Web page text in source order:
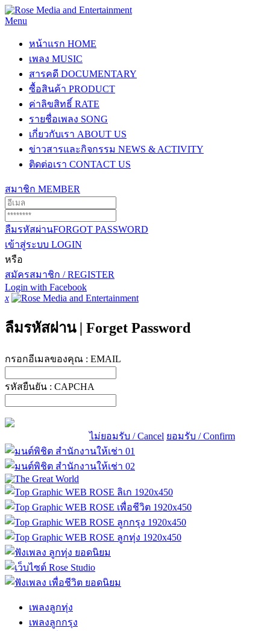
Menu
หน้าแรก HOME
เพลง MUSIC
สารคดี DOCUMENTARY
ซื้อสินค้า PRODUCT
ค่าลิขสิทธิ์ RATE
รายชื่อเพลง SONG
เกี่ยวกับเรา ABOUT US
ข่าวสารและกิจกรรม NEWS & ACTIVITY
ติดต่อเรา CONTACT US
สมาชิก MEMBER
ลืมรหัสผ่านFORGOT PASSWORD
เข้าสู่ระบบ LOGIN
หรือ
สมัครสมาชิก / REGISTER
Login with Facebook
x
ลืมรหัสผ่าน | Forget Password
กรอกอีเมลของคุณ : EMAIL
รหัสยืนยัน : CAPCHA
ไม่ยอมรับ / Cancel ยอมรับ / Confirm
เพลงลูกทุ่ง
เพลงลูกกรุง